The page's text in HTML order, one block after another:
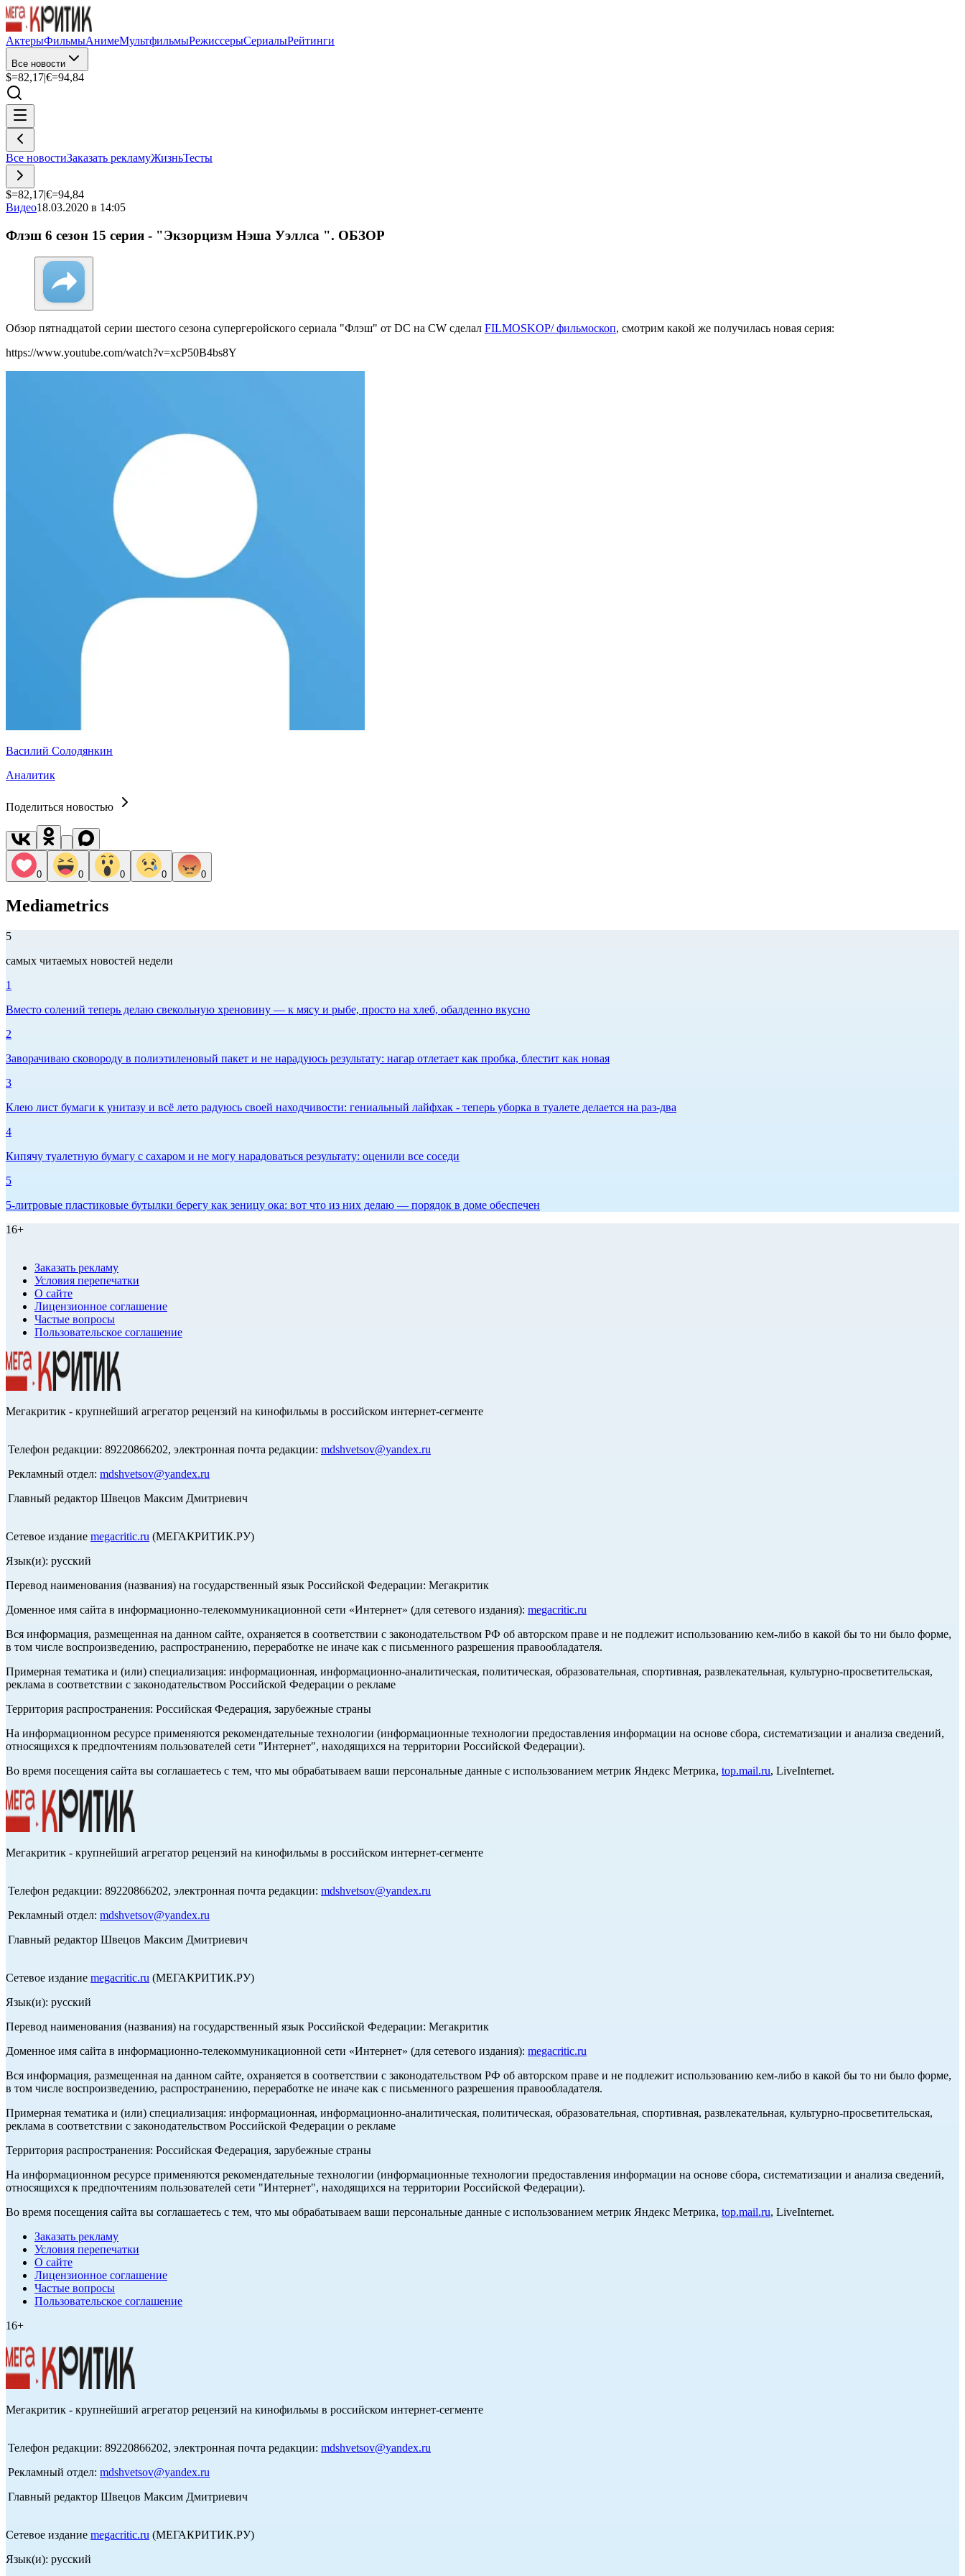
АктерыФильмыАнимеМультфильмыРежиссерыСериалыРейтинги
Все новости
$=82,17|€=94,84
Все новостиЗаказать рекламуЖизньТесты
$=82,17|€=94,84
Видео18.03.2020 в 14:05
Флэш 6 сезон 15 серия - "Экзорцизм Нэша Уэллса ". ОБЗОР
Обзор пятнадцатой серии шестого сезона супергеройского сериала "Флэш" от DC на CW сделал FILMOSKOP/ фильмоскоп, смотрим какой же получилась новая серия:
https://www.youtube.com/watch?v=xcP50B4bs8Y
Василий Солодянкин
Аналитик
Поделиться новостью
0 0 0 0 0
Mediametrics
5
самых читаемых новостей недели
1
Вместо солений теперь делаю свекольную хреновину — к мясу и рыбе, просто на хлеб, обалденно вкусно
2
Заворачиваю сковороду в полиэтиленовый пакет и не нарадуюсь результату: нагар отлетает как пробка, блестит как новая
3
Клею лист бумаги к унитазу и всё лето радуюсь своей находчивости: гениальный лайфхак - теперь уборка в туалете делается на раз-два
4
Кипячу туалетную бумагу с сахаром и не могу нарадоваться результату: оценили все соседи
5
5-литровые пластиковые бутылки берегу как зеницу ока: вот что из них делаю — порядок в доме обеспечен
16+
Заказать рекламу
Условия перепечатки
О сайте
Лицензионное соглашение
Частые вопросы
Пользовательское соглашение
Мегакритик - крупнейший агрегатор рецензий на кинофильмы в российском интернет-сегменте
Телефон редакции: 89220866202, электронная почта редакции: mdshvetsov@yandex.ru
Рекламный отдел: mdshvetsov@yandex.ru
Главный редактор Швецов Максим Дмитриевич
Сетевое издание megacritic.ru (МЕГАКРИТИК.РУ)
Язык(и): русский
Перевод наименования (названия) на государственный язык Российской Федерации: Мегакритик
Доменное имя сайта в информационно-телекоммуникационной сети «Интернет» (для сетевого издания): megacritic.ru
Вся информация, размещенная на данном сайте, охраняется в соответствии с законодательством РФ об авторском праве и не подлежит использованию кем-либо в какой бы то ни было форме,
в том числе воспроизведению, распространению, переработке не иначе как с письменного разрешения правообладателя.
Примерная тематика и (или) специализация: информационная, информационно-аналитическая, политическая, образовательная, спортивная, развлекательная, культурно-просветительская,
реклама в соответствии с законодательством Российской Федерации о рекламе
Территория распространения: Российская Федерация, зарубежные страны
На информационном ресурсе применяются рекомендательные технологии (информационные технологии предоставления информации на основе сбора, систематизации и анализа сведений,
относящихся к предпочтениям пользователей сети "Интернет", находящихся на территории Российской Федерации).
Во время посещения сайта вы соглашаетесь с тем, что мы обрабатываем ваши персональные данные с использованием метрик Яндекс Метрика, top.mail.ru, LiveInternet.
Мегакритик - крупнейший агрегатор рецензий на кинофильмы в российском интернет-сегменте
Телефон редакции: 89220866202, электронная почта редакции: mdshvetsov@yandex.ru
Рекламный отдел: mdshvetsov@yandex.ru
Главный редактор Швецов Максим Дмитриевич
Сетевое издание megacritic.ru (МЕГАКРИТИК.РУ)
Язык(и): русский
Перевод наименования (названия) на государственный язык Российской Федерации: Мегакритик
Доменное имя сайта в информационно-телекоммуникационной сети «Интернет» (для сетевого издания): megacritic.ru
Вся информация, размещенная на данном сайте, охраняется в соответствии с законодательством РФ об авторском праве и не подлежит использованию кем-либо в какой бы то ни было форме,
в том числе воспроизведению, распространению, переработке не иначе как с письменного разрешения правообладателя.
Примерная тематика и (или) специализация: информационная, информационно-аналитическая, политическая, образовательная, спортивная, развлекательная, культурно-просветительская,
реклама в соответствии с законодательством Российской Федерации о рекламе
Территория распространения: Российская Федерация, зарубежные страны
На информационном ресурсе применяются рекомендательные технологии (информационные технологии предоставления информации на основе сбора, систематизации и анализа сведений,
относящихся к предпочтениям пользователей сети "Интернет", находящихся на территории Российской Федерации).
Во время посещения сайта вы соглашаетесь с тем, что мы обрабатываем ваши персональные данные с использованием метрик Яндекс Метрика, top.mail.ru, LiveInternet.
Заказать рекламу
Условия перепечатки
О сайте
Лицензионное соглашение
Частые вопросы
Пользовательское соглашение
16+
Мегакритик - крупнейший агрегатор рецензий на кинофильмы в российском интернет-сегменте
Телефон редакции: 89220866202, электронная почта редакции: mdshvetsov@yandex.ru
Рекламный отдел: mdshvetsov@yandex.ru
Главный редактор Швецов Максим Дмитриевич
Сетевое издание megacritic.ru (МЕГАКРИТИК.РУ)
Язык(и): русский